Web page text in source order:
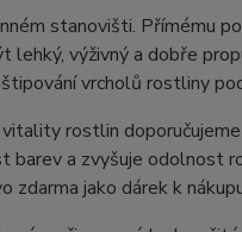
stanovišti. Přímému
výživný a dobře
vrcholů rostliny
rostlin
a zvyšuje odolnost
zdarma jako dárek k